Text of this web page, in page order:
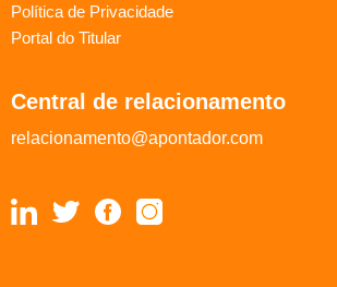
Política de Privacidade
Portal do Titular
Central de relacionamento
relacionamento@apontador.com